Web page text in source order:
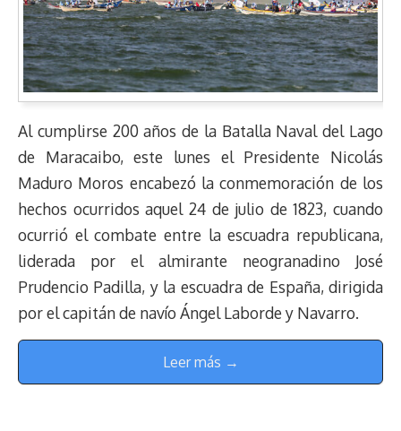
Al cumplirse 200 años de la Batalla Naval del Lago
de Maracaibo, este lunes el Presidente Nicolás
Maduro Moros encabezó la conmemoración de los
hechos ocurridos aquel 24 de julio de 1823, cuando
ocurrió el combate entre la escuadra republicana,
liderada por el almirante neogranadino José
Prudencio Padilla, y la escuadra de España, dirigida
por el capitán de navío Ángel Laborde y Navarro.
Leer más →